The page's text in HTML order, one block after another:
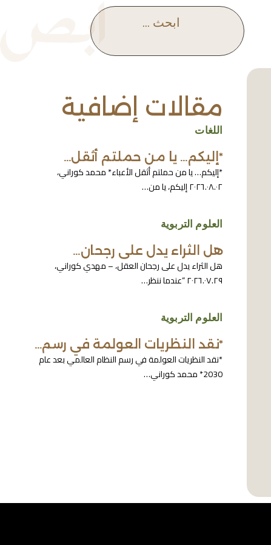
ابحث ...
مقالات إضافية
اللغات
*إليكم… يا من حملتم أثقل…
*إليكم… يا من حملتم أثقل الأعباء* محمد كوراني،
٢٠٢٦.٠٨.٠٢ إليكم، يا من…
العلوم التربوية
هل الثراء يدل على رجحان…
هل الثراء يدل على رجحان العقل، – مهدي كوراني،
٢٠٢٦.٠٧.٢٩ “عندما ننظر…
العلوم التربوية
*نقد النظريات العولمة في رسم…
*نقد النظريات العولمة في رسم النظام العالمي بعد عام
2030* محمد كوراني…